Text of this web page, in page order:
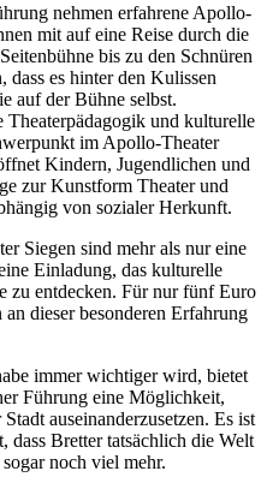
nehmen erfahrene Apollo-
mit auf eine Reise durch die
bis zu den Schnüren
es hinter den Kulissen
auf der Bühne selbst.
Theaterpädagogik und kulturelle
im Apollo-Theater
Kindern, Jugendlichen und
zur Kunstform Theater und
von sozialer Herkunft.
Siegen sind mehr als nur eine
Einladung, das kulturelle
zu entdecken. Für nur fünf Euro
dieser besonderen Erfahrung
immer wichtiger wird, bietet
Führung eine Möglichkeit,
auseinanderzusetzen. Es ist
dass Bretter tatsächlich die Welt
noch viel mehr.